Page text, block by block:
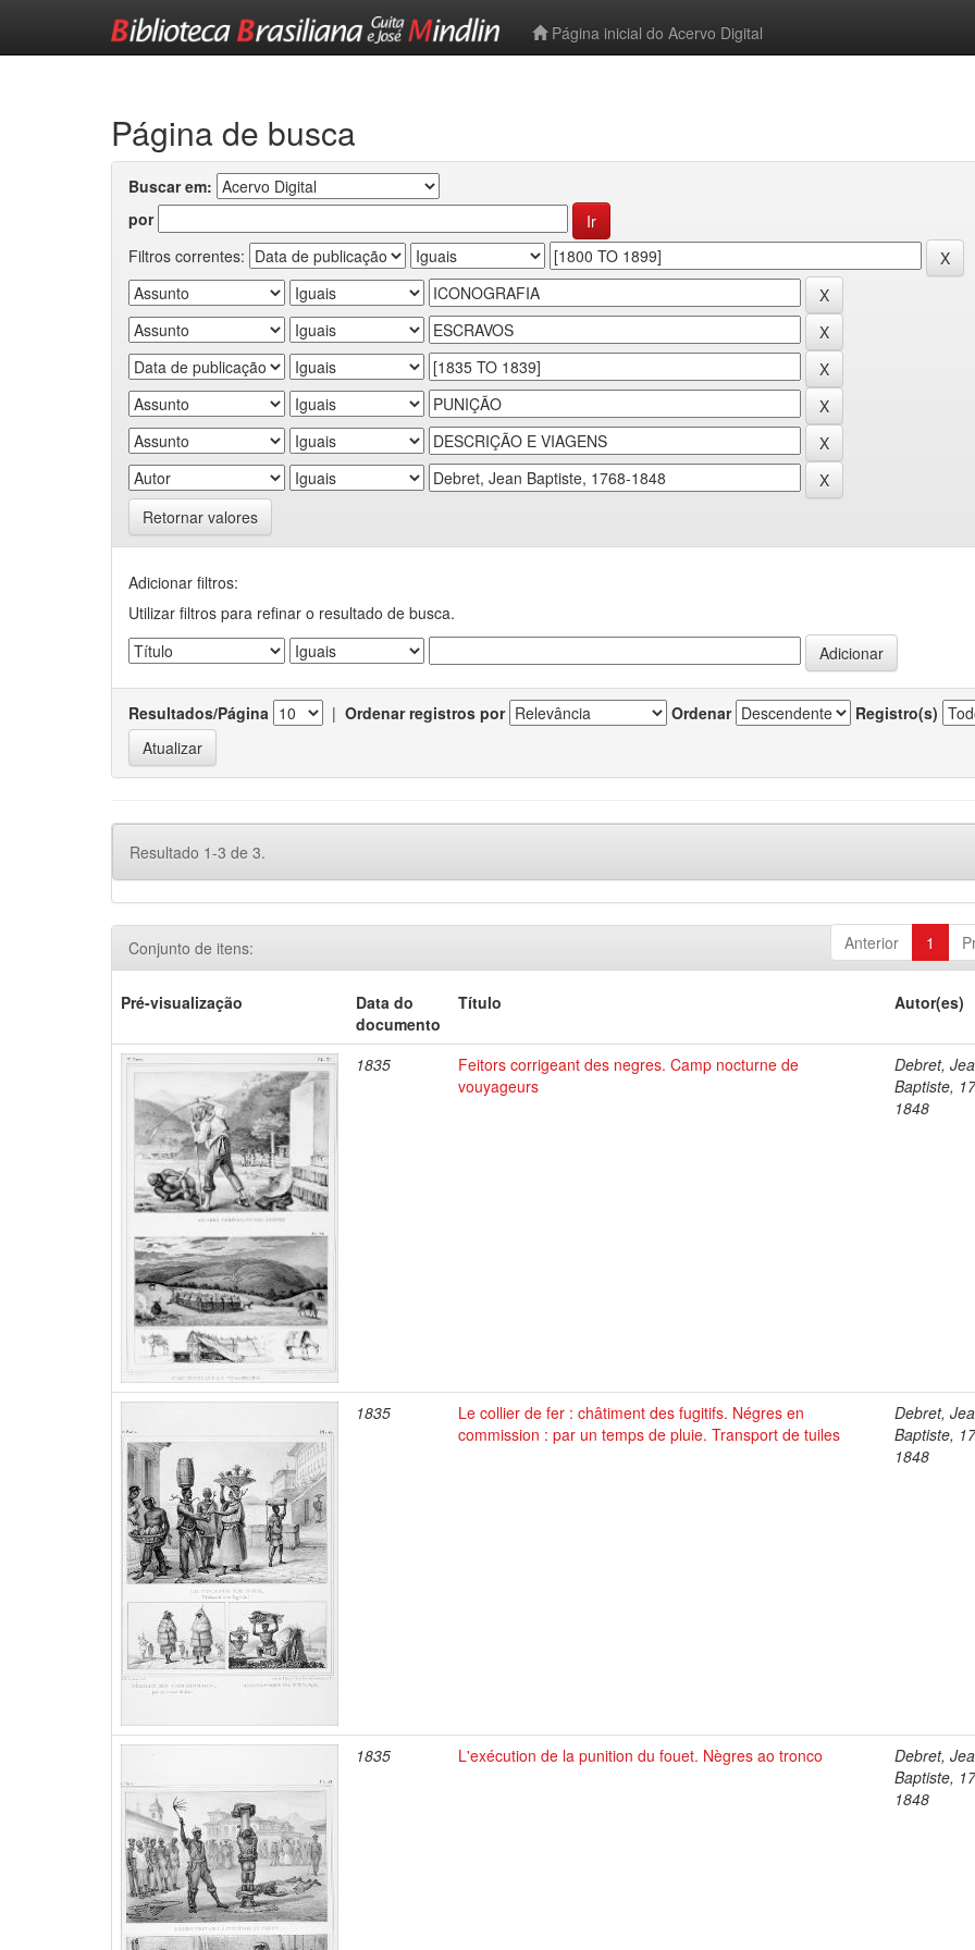
Página inicial do Acervo Digital
Página de busca
Buscar em:
por
Filtros correntes:
Retornar valores
Adicionar filtros:
Utilizar filtros para refinar o resultado de busca.
Resultados/Página | Ordenar registros por Ordenar Registro(s)
Resultado 1-3 de 3.
Anterior 1
Conjunto de itens:
Pré-visualização
Data do
documento
Título Autor(es)
1835
Feitors corrigeant des negres. Camp nocturne de
vouyageurs
Debret,
Baptiste,
1848
1835
Le collier de fer : châtiment des fugitifs. Négres en
commission : par un temps de pluie. Transport de tuiles
Debret,
Baptiste,
1848
1835 L'exécution de la punition du fouet. Nègres ao tronco
Debret,
Baptiste,
1848